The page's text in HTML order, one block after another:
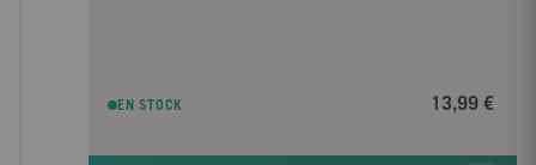
EN STOCK 13,99 €